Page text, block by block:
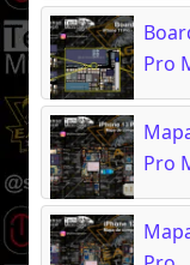
Pro
Pro